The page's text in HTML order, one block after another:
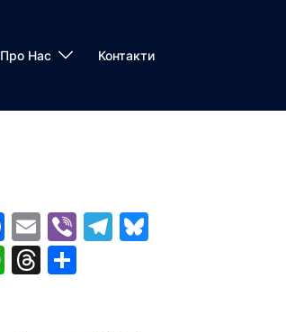
Про Нас Контакти
Facebook
EmailViberTelegram
Bluesky
WhatsApp
Threads
Share